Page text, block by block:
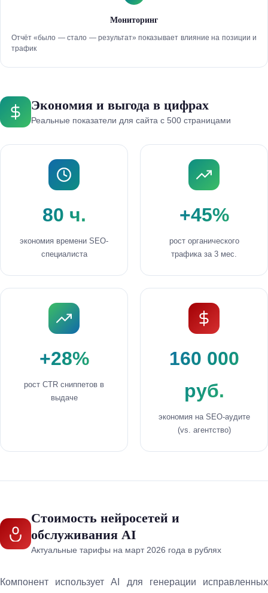
Мониторинг
Отчёт «было — стало — результат» показывает влияние на позиции и
трафик
Экономия и выгода в цифрах
Реальные показатели для сайта с 500 страницами
80 ч.
экономия времени SEO-
специалиста
+45%
рост органического
трафика за 3 мес.
+28%
рост CTR сниппетов в
выдаче
160 000
руб.
экономия на SEO-аудите
(vs. агентство)
Стоимость нейросетей и
обслуживания AI
Актуальные тарифы на март 2026 года в рублях
Компонент использует AI для генерации исправленных